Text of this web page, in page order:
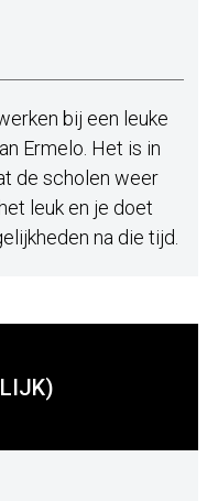
bij een leuke
Ermelo. Het is in
de scholen weer
leuk en je doet
na die tijd.